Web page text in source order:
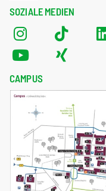
SOZIALE MEDIEN
CAMPUS